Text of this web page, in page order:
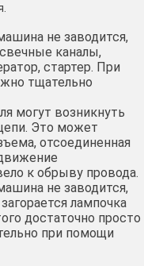
не заводится,
каналы,
стартер. При
тщательно
могут возникнуть
Это может
отсоединенная
к обрыву провода.
не заводится,
лампочка
достаточно просто
при помощи